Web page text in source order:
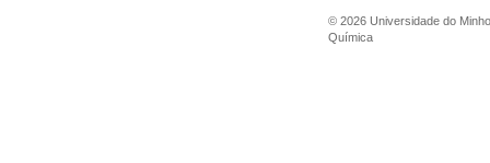
© 2026 Universidade do
Química